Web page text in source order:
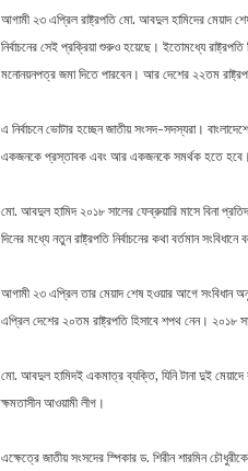
আগামী ২৩ এপ্রিল রাষ্ট্রপতি মো. আবদুল হামিদের মেয়াদ শেষ
নির্বাচনের সেই প্রক্রিয়া শুরুও হয়েছে। ইতোমধ্যে
মনোনয়নপত্র জমা দিতে পারবেন। আর দেশের ২২তম
এ নির্বাচনে ভোটার হচ্ছেন জাতীয় সংসদ-সদস্যরা।
একজনকে প্রস্তাবক এবং আর একজনকে সমর্থক হতে হবে।
মো. আবদুল হামিদ ২০১৮ সালের ফেব্রুয়ারি মাসে বিনা
দিনের মধ্যে নতুন রাষ্ট্রপতি নির্বাচনের কথা বর্তমান
আগামী ২৩ এপ্রিল তার মেয়াদ শেষ হওয়ার আগে সংবিধান
এপ্রিল দেশের ২০তম রাষ্ট্রপতি হিসাবে শপথ নেন। ২০১৮
মো. আবদুল হামিদই একমাত্র ব্যক্তি, যিনি টানা দুই মেয়াদে
ক্ষমতাসীন আওয়ামী লীগ।
এক্ষেত্রে জাতীয় সংসদের স্পিকার ড. শিরীন শারমিন